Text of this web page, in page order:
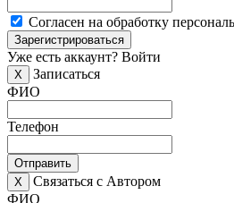
Согласен на обработку
Зарегистрироваться
Уже есть аккаунт? Войти
X
Записаться
ФИО
Телефон
Отправить
X
Связаться с Автором
ФИО